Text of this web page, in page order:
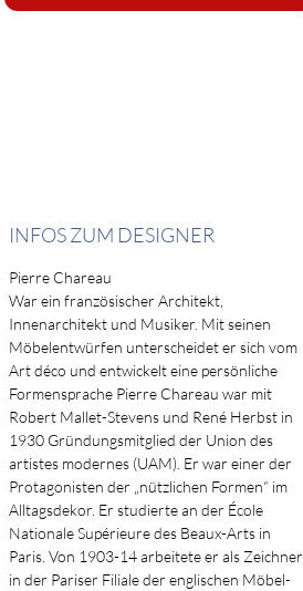
INFOS ZUM DESIGNER
Pierre Chareau
War ein französischer Architekt,
Innenarchitekt und Musiker. Mit seinen
Möbelentwürfen unterscheidet er sich vom
Art déco und entwickelt eine persönliche
Formensprache Pierre Chareau war mit
Robert Mallet-Stevens und René Herbst in
1930 Gründungsmitglied der Union des
artistes modernes (UAM). Er war einer der
Protagonisten der „nützlichen Formen“ im
Alltagsdekor. Er studierte an der École
Nationale Supérieure des Beaux-Arts in
Paris. Von 1903-14 arbeitete er als Zeichner
in der Pariser Filiale der englischen Möbel-